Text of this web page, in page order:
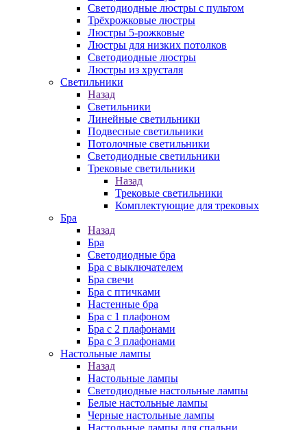
Светодиодные люстры с пультом
Трёхрожковые люстры
Люстры 5-рожковые
Люстры для низких потолков
Cветодиодные люстры
Люстры из хрусталя
Светильники
Назад
Светильники
Линейные светильники
Подвесные светильники
Потолочные светильники
Светодиодные светильники
Трековые светильники
Назад
Трековые светильники
Комплектующие для трековых
Бра
Назад
Бра
Светодиодные бра
Бра с выключателем
Бра свечи
Бра с птичками
Настенные бра
Бра с 1 плафоном
Бра с 2 плафонами
Бра с 3 плафонами
Настольные лампы
Назад
Настольные лампы
Светодиодные настольные лампы
Белые настольные лампы
Черные настольные лампы
Настольные лампы для спальни